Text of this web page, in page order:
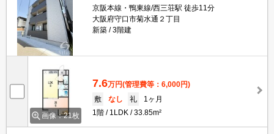
京阪本線・鴨東線/西三荘駅 徒歩11分
大阪府守口市菊水通２丁目
新築
3階建
画像：21枚
7.6万円(管理費等：6,000円)
敷
なし 礼
1ヶ月
1階
1LDK 33.85m²